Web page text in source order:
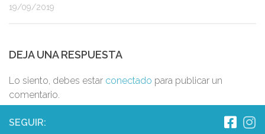
19/09/2019
DEJA UNA RESPUESTA
Lo siento, debes estar conectado para publicar un
comentario.
SEGUIR: